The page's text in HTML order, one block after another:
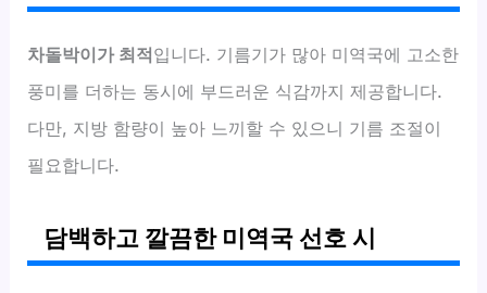
차돌박이가 최적입니다. 기름기가 많아 미역국에 고소한
풍미를 더하는 동시에 부드러운 식감까지 제공합니다.
다만, 지방 함량이 높아 느끼할 수 있으니 기름 조절이
필요합니다.
담백하고 깔끔한 미역국 선호 시